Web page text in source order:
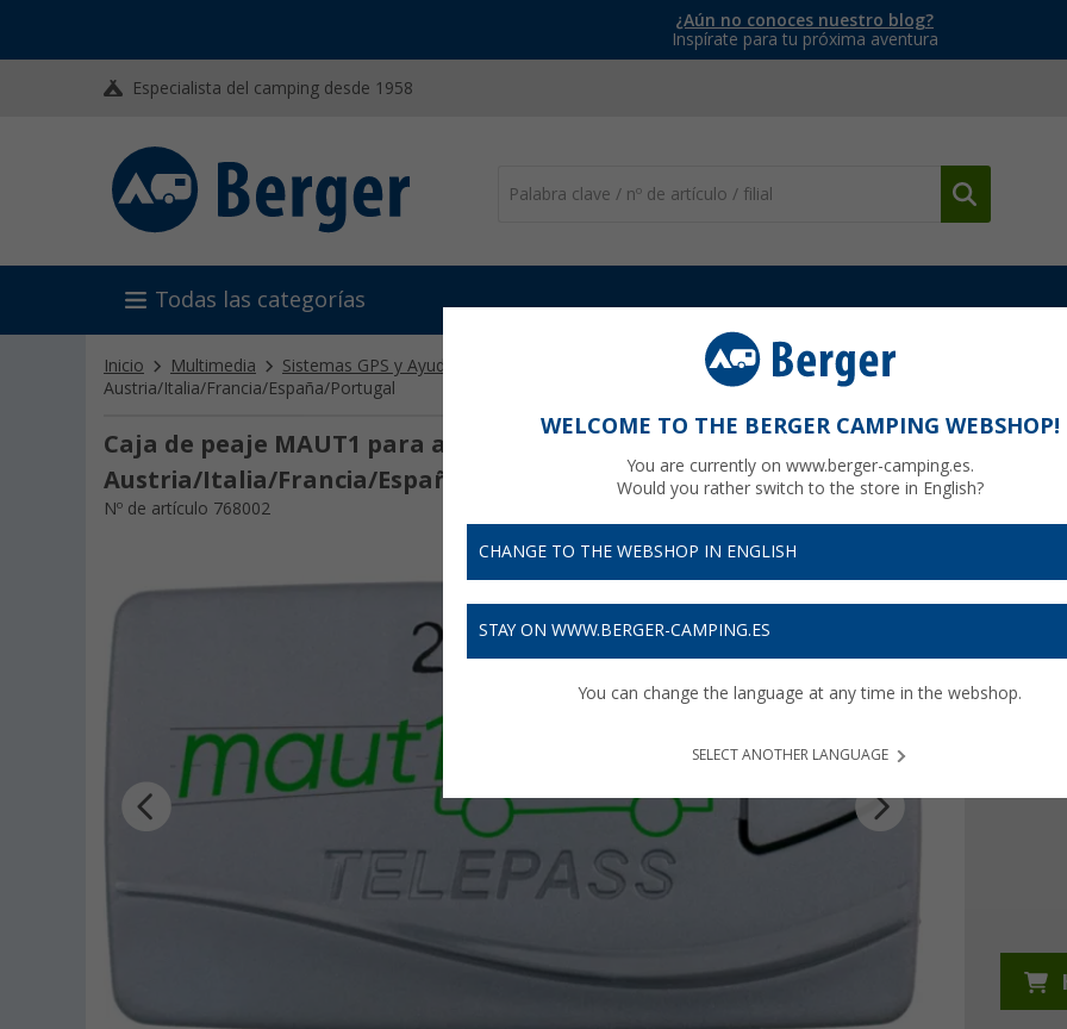
¿Aún no conoces nuestro blog?
Inspírate para tu próxima aventura
Especialista del camping desde 1958
Todas las categorías
Inicio Multimedia Sistemas GPS y Ayudas Camper Accesorios para GPS
Caja de peaje MAUT1 para
Austria/Italia/Francia/España/Portugal
Caja de peaje MAUT1 para autocaravanas y vehículos de más de 3 metros para
Austria/Italia/Francia/España/Portugal
Nº de artículo 768002
19,
Precios
WELCOME TO THE BERGER CAMPING WEBSHOP!
You are currently on www.berger-camping.es.
Would you rather switch to the store in English?
CHANGE TO THE WEBSHOP IN ENGLISH
STAY ON WWW.BERGER-CAMPING.ES
You can change the language at any time in the webshop.
SELECT ANOTHER LANGUAGE